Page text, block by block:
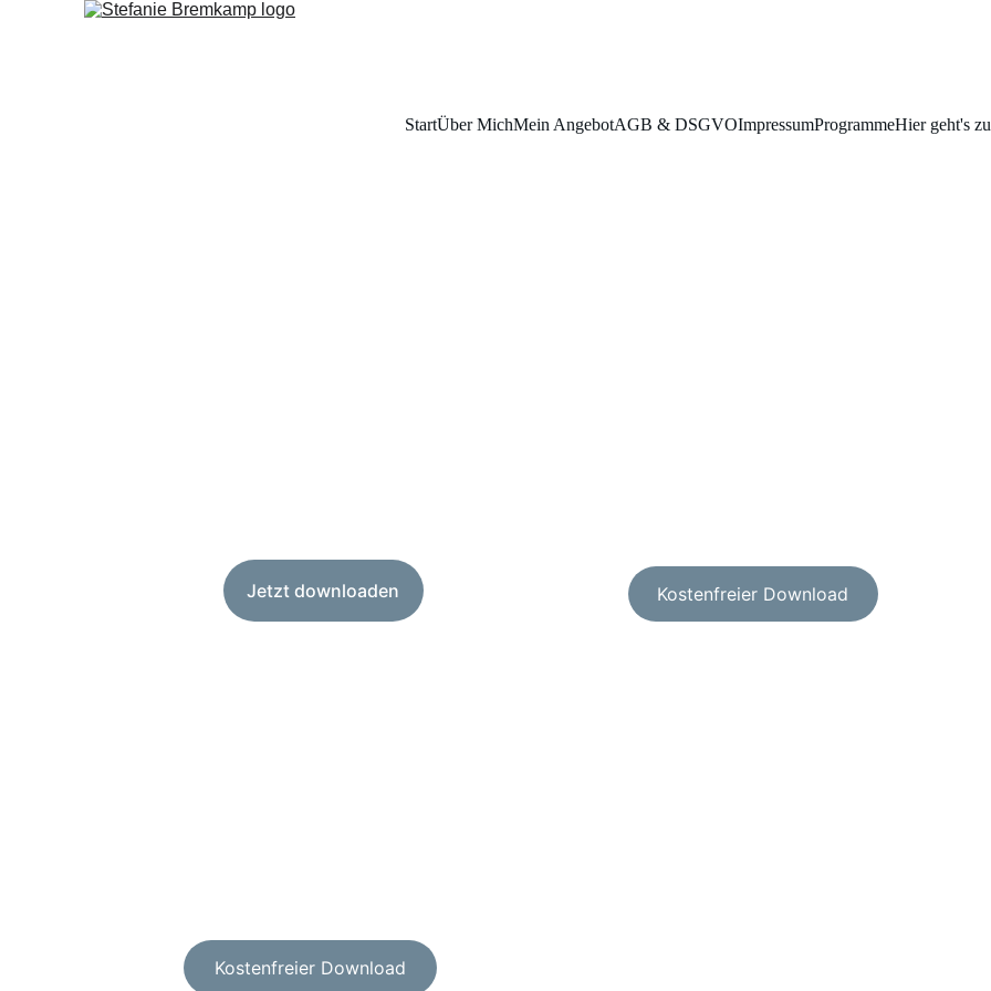
StartÜber MichMein AngebotAGB & DSGVOImpressumProgrammeHier geht's
Jetzt downloaden Kostenfreier Download
Kostenfreier Download